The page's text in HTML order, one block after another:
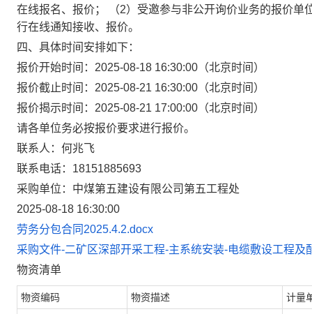
在线报名、报价； （2）受邀参与非公开询价业务的报价
行在线通知接收、报价。
四、具体时间安排如下：
报价开始时间：2025-08-18 16:30:00（北京时间）
报价截止时间：2025-08-21 16:30:00（北京时间）
报价揭示时间：2025-08-21 17:00:00（北京时间）
请各单位务必按报价要求进行报价。
联系人：何兆飞
联系电话：18151885693
采购单位：中煤第五建设有限公司第五工程处
2025-08-18 16:30:00
劳务分包合同2025.4.2.docx
采购文件-二矿区深部开采工程-主系统安装-电缆敷设工程及
物资清单
物资编码 物资描述 计量